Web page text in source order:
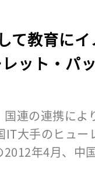
て教育に
ット・パ
連の連携によ
IT大手のヒュ
年4月、中